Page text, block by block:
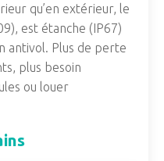
qu’en extérieur, le
est étanche (IP67)
antivol. Plus de perte
plus besoin
ou louer